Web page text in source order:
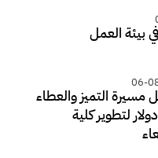
بيئة العمل
06-
مسيرة التميز والعطاء
ألف دولار لتطوير كلية